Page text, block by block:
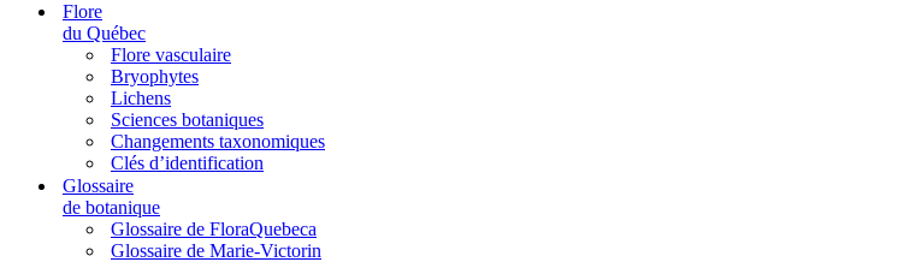
Flore
du Québec
Flore vasculaire
Bryophytes
Lichens
Sciences botaniques
Changements taxonomiques
Clés d’identification
Glossaire
de botanique
Glossaire de FloraQuebeca
Glossaire de Marie-Victorin